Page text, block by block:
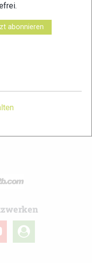
Trailrunning-Portal mit
Traildatenbank,
du sonst noch über
Sportler, wir haben
uns jederzeit über
user-
circle
abonnieren